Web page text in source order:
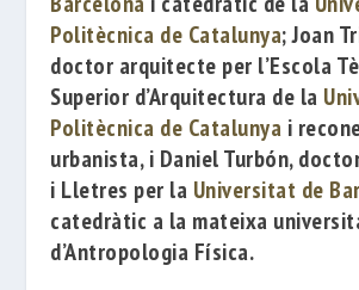
Politècnica de Catalunya;Joan
doctor arquitecte per l’Escola
Superior d’Arquitectura de la
Politècnica de Catalunya i
urbanista, i Daniel Turbón,
i Lletres per la Universitat de
catedràtic a la mateixa
d’Antropologia Física.